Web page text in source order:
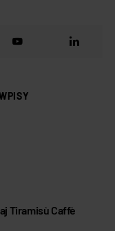
Tiramisù Caffè